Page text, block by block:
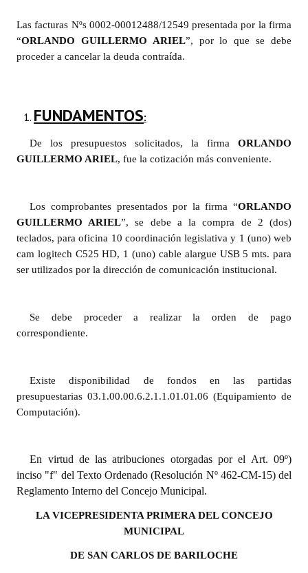
INSTITUCIONAL
Registros y Distinciones
Datos Históricos
Audiencias Públicas - Registro
Mujeres que Dejaron Huellas - Registro
Periodistas Decanos - Registro
Banca del Vecino - Registro
Antiguos Pobladores - Registro
Reconocimientos - Registro
Entrega de distinciones
REFORMA DE LA CARTA ORGÁNICA
Las facturas Nºs 0002-00012488/12549 presentada por la firma
“ORLANDO GUILLERMO ARIEL”, por lo que se debe
proceder a cancelar la deuda contraída.
FUNDAMENTOS:
De los presupuestos solicitados, la firma ORLANDO
GUILLERMO ARIEL, fue la cotización más conveniente.
Los comprobantes presentados por la firma “ORLANDO
GUILLERMO ARIEL”, se debe a la compra de 2 (dos)
teclados, para oficina 10 coordinación legislativa y 1 (uno) web
cam logitech C525 HD, 1 (uno) cable alargue USB 5 mts. para
ser utilizados por la dirección de comunicación institucional.
Se debe proceder a realizar la orden de pago
correspondiente.
Existe disponibilidad de fondos en las partidas
presupuestarias 03.1.00.00.6.2.1.1.01.01.06 (Equipamiento de
Computación).
En virtud de las atribuciones otorgadas por el Art. 09º)
inciso "f" del Texto Ordenado (Resolución Nº 462-CM-15) del
Reglamento Interno del Concejo Municipal.
LA VICEPRESIDENTA PRIMERA DEL CONCEJO
MUNICIPAL
DE SAN CARLOS DE BARILOCHE